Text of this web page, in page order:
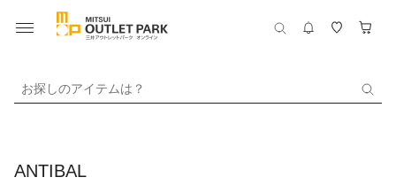
お探しのアイテムは？
ANTIBAL